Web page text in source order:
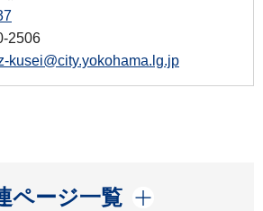
2506
kusei@city.yokohama.lg.jp
ページ一覧
開く